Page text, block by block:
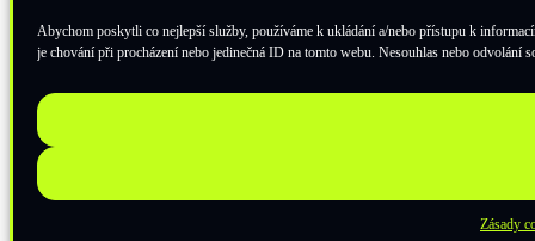
Abychom poskytli co nejlepší služby, používáme k ukládání a/nebo přístupu k
je chování při procházení nebo jedinečná ID na tomto webu. Nesouhlas nebo odvolání
Zásady